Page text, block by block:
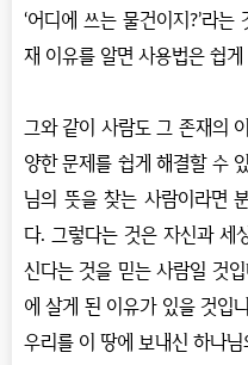
‘어디에 쓰는 물건이지?’라
재 이유를 알면 사용법은 쉽
그와 같이 사람도 그 존재의
양한 문제를 쉽게 해결할 수
님의 뜻을 찾는 사람이라면
다. 그렇다는 것은 자신과 세
신다는 것을 믿는 사람일 것
에 살게 된 이유가 있을 것입
우리를 이 땅에 보내신 하나